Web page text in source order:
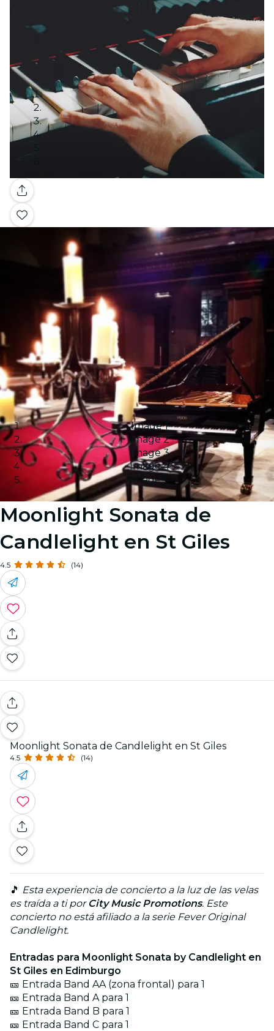
Galería
Image 1
Image 2
Image 3
Image 4
Image 5
Moonlight Sonata de
Candlelight en St Giles
4.5 (14)
Moonlight Sonata de Candlelight en St Giles
4.5 (14)
🎵 Esta experiencia de concierto a la luz de las velas
es traída a ti por City Music Promotions. Este
concierto no está afiliado a la serie Fever Original
Candlelight.
Entradas para Moonlight Sonata by Candlelight en
St Giles en Edimburgo
🎫 Entrada Band AA (zona frontal) para 1
🎫 Entrada Band A para 1
🎫 Entrada Band B para 1
🎫 Entrada Band C para 1